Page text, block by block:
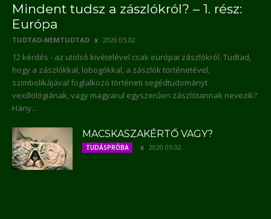
Mindent tudsz a zászlókról? – 1. rész:
Európa
TUDTAD-NEMTUDTAD 2020.05.02.
12 kérdés - az utolsó kivételével csak európai zászlókról. Tudtad,
hogy a zászlókkal, lobogókkal, a zászlók történetével,
szimbolikájával foglalkozó történeti segédtudományt
vexillológiának, vagy magyarul egyszerűen zászlótannak nevezik?
Hány...
MACSKASZAKÉRTŐ VAGY?
TUDÁSPRÓBA 2020.05.02.